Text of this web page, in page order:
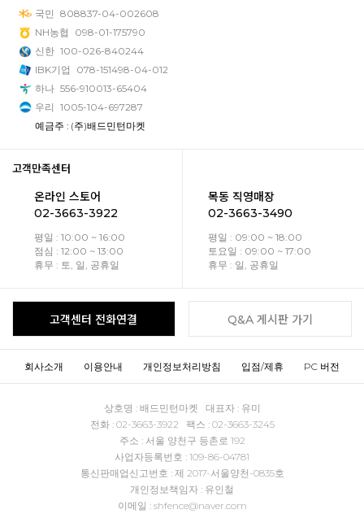
국민 808837-04-002608
NH농협
098-01-175790
신한 100-026-840244
IBK기업
078-151498-04-012
하나 556-910013-65404
우리 1005-104-697287
예금주 : (주)배드민턴마켓
고객만족센터
온라인 스토어
02-3663-3922
평일 : 10:00 ~ 16:00
점심 : 12:00 ~ 13:00
휴무 : 토, 일, 공휴일
목동 직영매장
02-3663-3490
평일 : 09:00 ~ 18:00
토요일 : 09:00 ~ 17:00
휴무 : 일, 공휴일
고객센터 전화연결 Q&A 게시판 가기
회사소개 이용안내 개인정보처리방침 입점/제휴 PC 버전
상호명 : 배드민턴마켓 대표자 : 유미
전화 : 02-3663-3922 팩스 : 02-3663-3245
주소 : 서울 양천구 등촌로 192
사업자등록번호 : 109-86-04781
통신판매업신고번호 : 제 2017-서울양천-0835호
개인정보책임자 : 유인철
이메일 : shfence@naver.com